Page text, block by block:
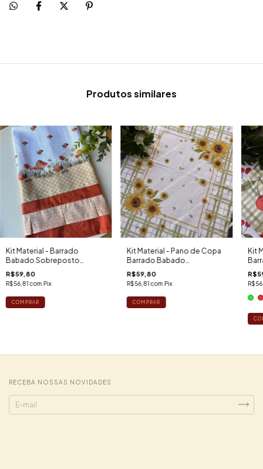
Produtos similares
Kit Material - Barrado
Babado Sobreposto
Cogumelos
R$59,80
R$56,81com Pix
Kit Material - Pano de Copa
Barrado Babado
Sobreposto Girassóis
R$59,80
R$56,81com Pix
Kit
RECEBA NOSSAS NOVIDADES